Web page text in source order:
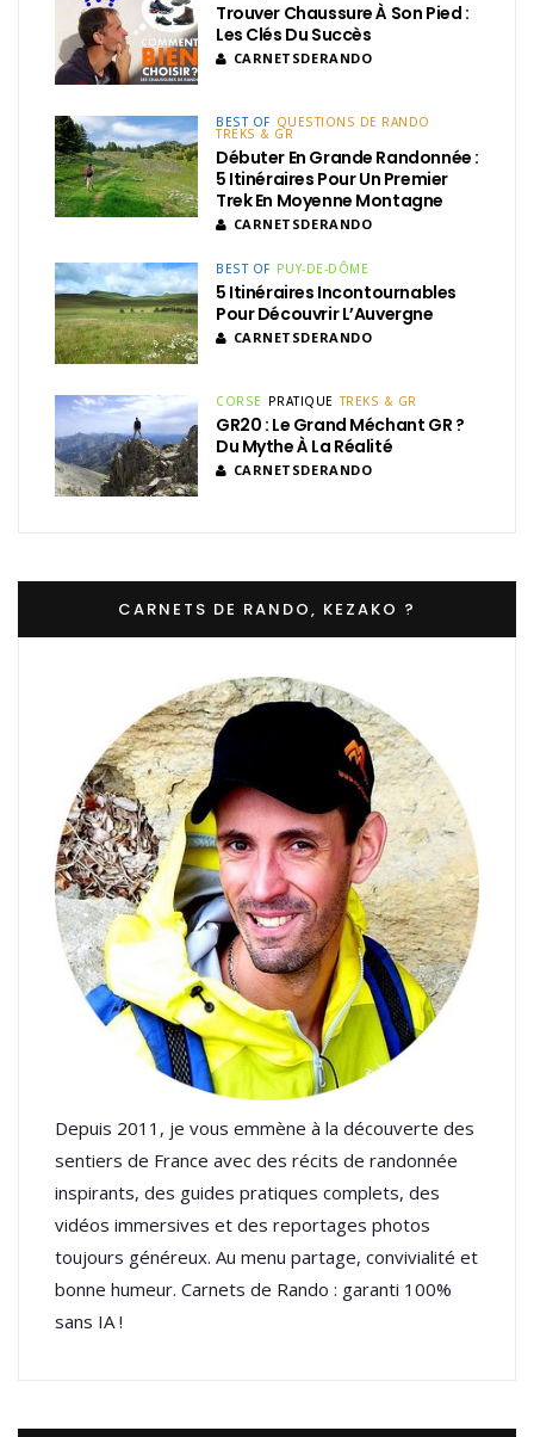
Trouver Chaussure À Son Pied :
Les Clés Du Succès
CARNETSDERANDO
BEST OF QUESTIONS DE RANDO
TREKS & GR
Débuter En Grande Randonnée :
5 Itinéraires Pour Un Premier
Trek En Moyenne Montagne
CARNETSDERANDO
BEST OF PUY-DE-DÔME
5 Itinéraires Incontournables
Pour Découvrir L’Auvergne
CARNETSDERANDO
CORSE PRATIQUE TREKS & GR
GR20 : Le Grand Méchant GR ?
Du Mythe À La Réalité
CARNETSDERANDO
CARNETS DE RANDO, KEZAKO ?
Depuis 2011, je vous emmène à la découverte des
sentiers de France avec des récits de randonnée
inspirants, des guides pratiques complets, des
vidéos immersives et des reportages photos
toujours généreux. Au menu partage, convivialité et
bonne humeur. Carnets de Rando : garanti 100%
sans IA !